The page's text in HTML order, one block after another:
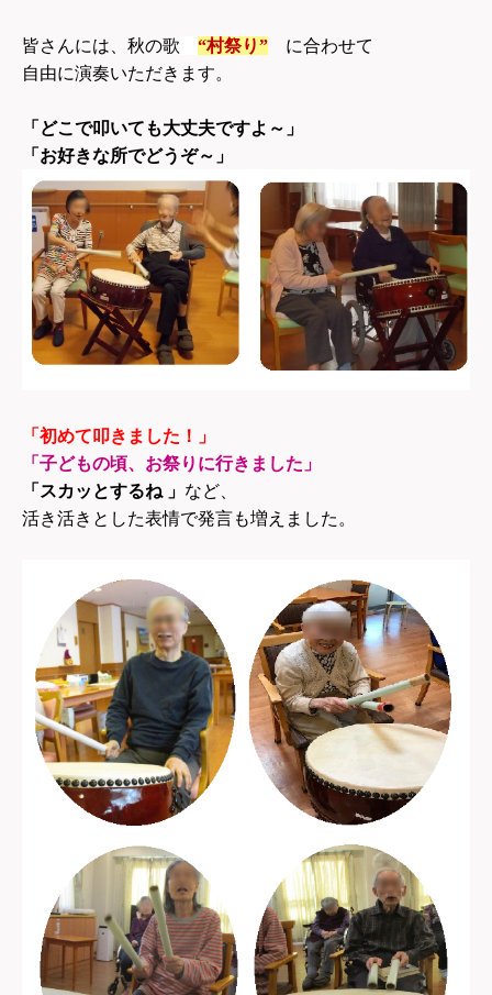
皆さんには、秋の歌 “村祭り” に合わせて
自由に演奏いただきます。
「どこで叩いても大丈夫ですよ～」
「お好きな所でどうぞ～」
「初めて叩きました！」
「子どもの頃、お祭りに行きました」
「スカッとするね 」 など、
活き活きとした表情で発言も増えました。